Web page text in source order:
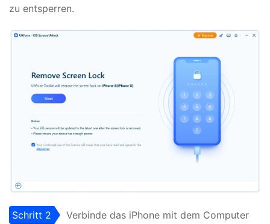
zu entsperren.
Schritt 2
Verbinde das iPhone mit dem Computer